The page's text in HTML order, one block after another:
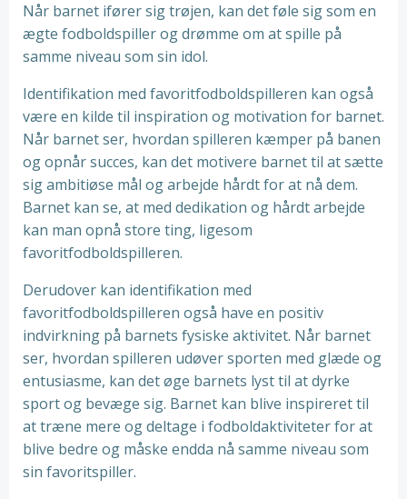
Når barnet ifører sig trøjen, kan det føle sig som en
ægte fodboldspiller og drømme om at spille på
samme niveau som sin idol.
Identifikation med favoritfodboldspilleren kan også
være en kilde til inspiration og motivation for barnet.
Når barnet ser, hvordan spilleren kæmper på banen
og opnår succes, kan det motivere barnet til at sætte
sig ambitiøse mål og arbejde hårdt for at nå dem.
Barnet kan se, at med dedikation og hårdt arbejde
kan man opnå store ting, ligesom
favoritfodboldspilleren.
Derudover kan identifikation med
favoritfodboldspilleren også have en positiv
indvirkning på barnets fysiske aktivitet. Når barnet
ser, hvordan spilleren udøver sporten med glæde og
entusiasme, kan det øge barnets lyst til at dyrke
sport og bevæge sig. Barnet kan blive inspireret til
at træne mere og deltage i fodboldaktiviteter for at
blive bedre og måske endda nå samme niveau som
sin favoritspiller.